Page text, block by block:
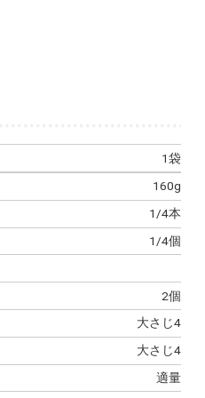
1袋
160g
1/4本
1/4個
2個
大さじ4
大さじ4
適量